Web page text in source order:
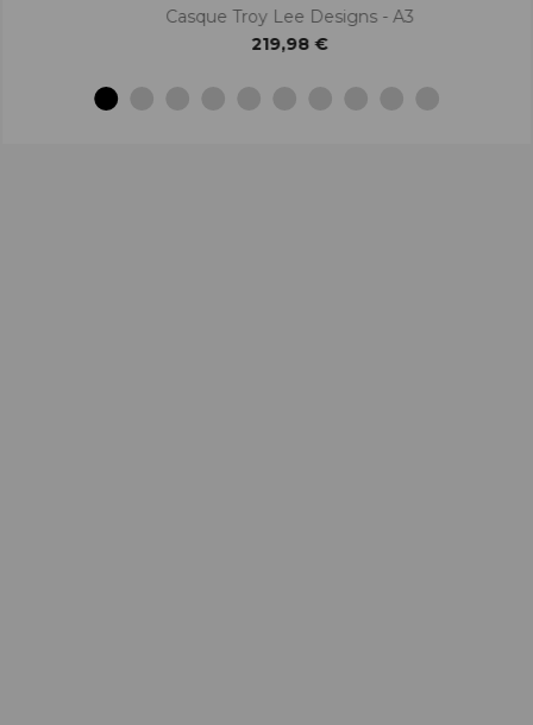
Casque Troy Lee Designs - A3
219,98 €